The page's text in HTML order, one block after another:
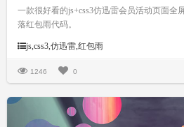
一款很好看的js+css3仿迅雷会员活动页面全
落红包雨代码。
js,css3,仿迅雷,红包雨
1246 0